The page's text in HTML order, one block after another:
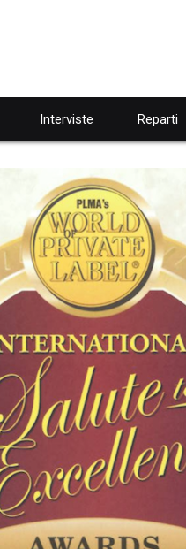
Interviste Reparti